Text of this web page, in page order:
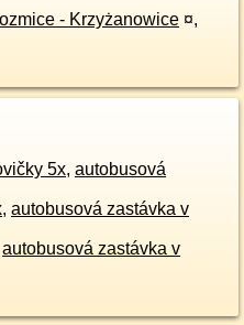
- Krzyżanowice ¤,
5x, autobusová
, autobusová zastávka v
autobusová zastávka v